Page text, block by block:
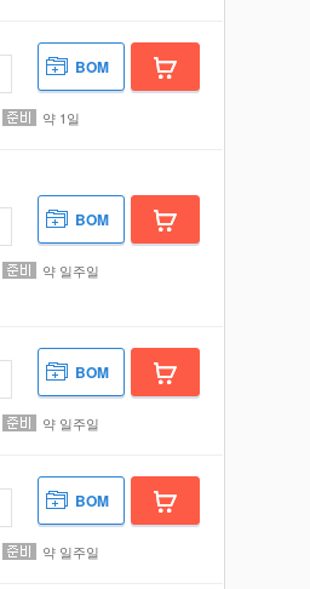
BOM
약 1일
BOM
약 일주일
BOM
약 일주일
BOM
약 일주일